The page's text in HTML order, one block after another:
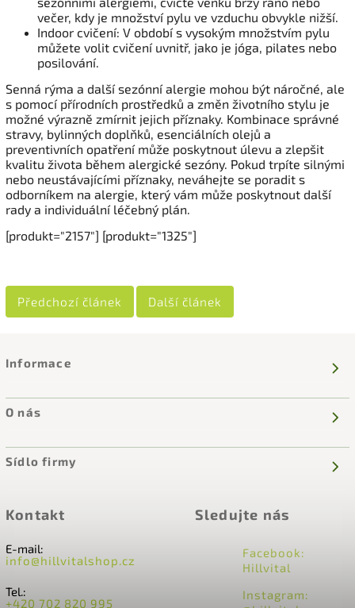
večer, kdy je množství pylu ve vzduchu obvykle nižší.
Indoor cvičení: V období s vysokým množstvím pylu
můžete volit cvičení uvnitř, jako je jóga, pilates nebo
posilování.
Senná rýma a další sezónní alergie mohou být náročné, ale
s pomocí přírodních prostředků a změn životního stylu je
možné výrazně zmírnit jejich příznaky. Kombinace správné
stravy, bylinných doplňků, esenciálních olejů a
preventivních opatření může poskytnout úlevu a zlepšit
kvalitu života během alergické sezóny. Pokud trpíte silnými
nebo neustávajícími příznaky, neváhejte se poradit s
odborníkem na alergie, který vám může poskytnout další
rady a individuální léčebný plán.
[produkt="2157"] [produkt="1325"]
Předchozí článek Další článek
Informace
O nás
Sídlo firmy
Sledujte nás
Facebook:
Hillvital
Instagram:
Kontakt
E-mail:
info@hillvitalshop.cz
Tel.:
+420 702 820 995